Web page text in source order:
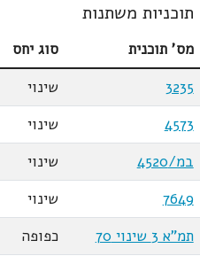
תוכניות משתנות
מס' תוכנית סוג יחס
3235
שינוי
4573
שינוי
במ/4520
שינוי
7649
שינוי
תמ"א 3 שינוי 70
כפופה